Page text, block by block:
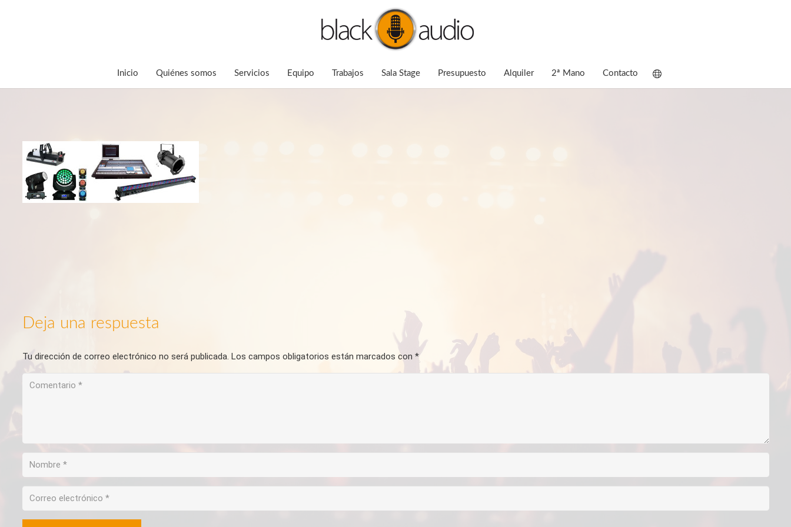
Inicio Quiénes somos Servicios Equipo Trabajos Sala Stage Presupuesto Alquiler 2ª Mano Contacto
Deja una respuesta
Tu dirección de correo electrónico no será publicada. Los campos obligatorios están marcados con *